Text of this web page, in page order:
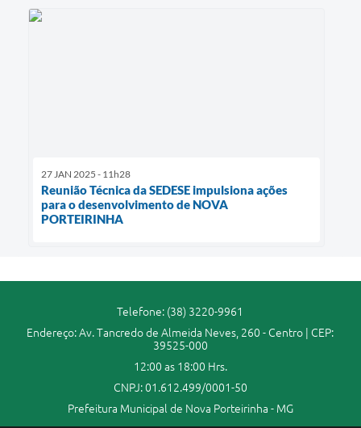
27 JAN 2025 - 11h28
Reunião Técnica da SEDESE impulsiona ações
para o desenvolvimento de NOVA
PORTEIRINHA
Telefone: (38) 3220-9961
Endereço: Av. Tancredo de Almeida Neves, 260 - Centro | CEP:
39525-000
12:00 as 18:00 Hrs.
CNPJ: 01.612.499/0001-50
Prefeitura Municipal de Nova Porteirinha - MG